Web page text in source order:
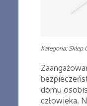
Kategoria: Sklep
domu
człowieka.